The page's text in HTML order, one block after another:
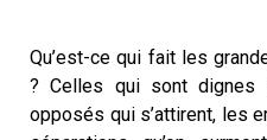
Qu’est-ce qui fait les
? Celles qui sont dignes
opposés qui s’attirent, les